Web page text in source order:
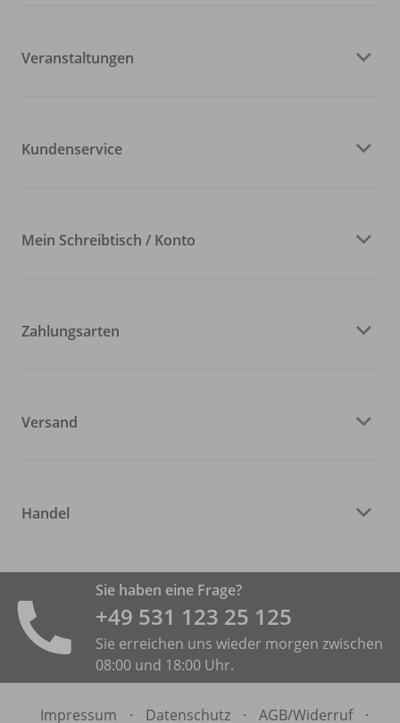
Veranstaltungen
Kundenservice
Mein Schreibtisch / Konto
Zahlungsarten
Versand
Handel
Sie haben eine Frage?
+49 531 ­123 25 125
Sie erreichen uns wieder morgen zwischen
08:00 und 18:00 Uhr.
Impressum · Datenschutz · AGB/Widerruf ·